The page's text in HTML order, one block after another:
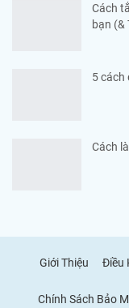
Cách
bạn (&
5 cách
Cách
Giới Thiệu Điều
Chính Sách Bảo